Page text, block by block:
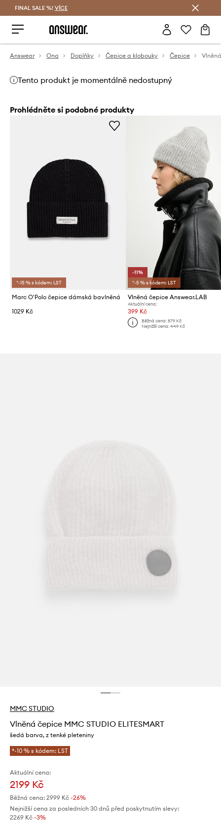
FINAL SALE %! VÍCE
Answear Ona Doplňky Čepice a klobouky Čepice
Tento produkt je momentálně nedostupný
Prohlédněte si podobné produkty
*-15 % s kódem: LST
Marc O'Polo čepice dámská bavlněná
1029 Kč
-11%
*-5 % s kódem: LST
Vlněná čepice Answear.LAB
Aktuální cena:
399 Kč
Běžná cena: 879 Kč
Nejnižší cena: 449 Kč
MMC STUDIO
Vlněná čepice MMC STUDIO ELITESMART
šedá barva, z tenké pleteniny
*-10 % s kódem: LST
Aktuální cena:
2199 Kč
Běžná cena: 2999 Kč -26%
Nejnižší cena za posledních 30 dnů před poskytnutím slevy:
2269 Kč -3%